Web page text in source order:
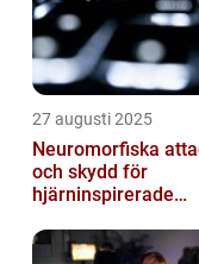
27 augusti 2025
Neuromorfiska
och skydd för
hjärninspirerade